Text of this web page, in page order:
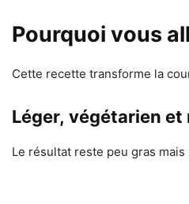
Pourquoi vous
Cette recette transforme la
Léger, végétarien
Le résultat reste peu gras